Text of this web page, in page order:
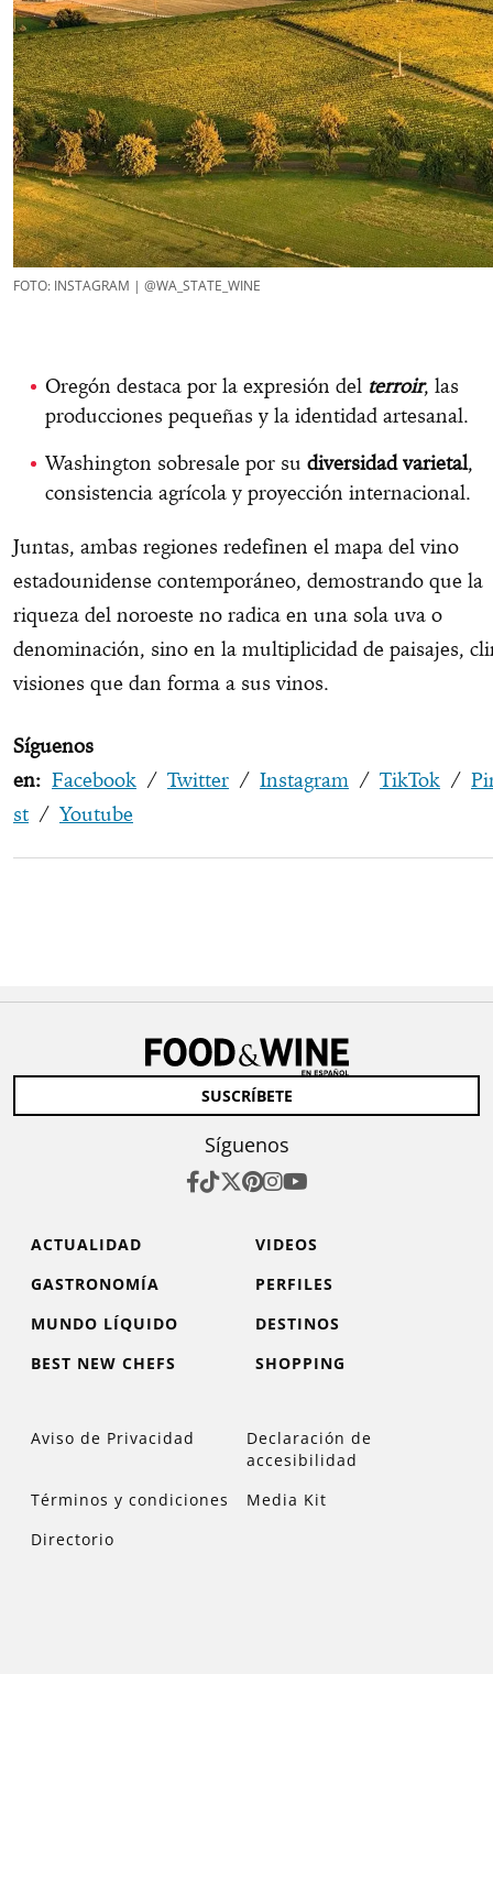
FOTO: INSTAGRAM | @WA_STATE_WINE
Oregón destaca por la expresión del terroir, las
producciones pequeñas y la identidad artesanal.
Washington sobresale por su diversidad varietal,
consistencia agrícola y proyección internacional.
Juntas, ambas regiones redefinen el mapa del vino
estadounidense contemporáneo, demostrando que la
riqueza del noroeste no radica en una sola uva o
denominación, sino en la multiplicidad de paisajes,
visiones que dan forma a sus vinos.
Síguenos
en: Facebook / Twitter / Instagram / TikTok /
st / Youtube
SUSCRÍBETE
Síguenos
ACTUALIDAD
VIDEOS
GASTRONOMÍA
PERFILES
MUNDO LÍQUIDO
DESTINOS
BEST NEW CHEFS
SHOPPING
Aviso de Privacidad
Declaración de
accesibilidad
Términos y condiciones
Media Kit
Directorio